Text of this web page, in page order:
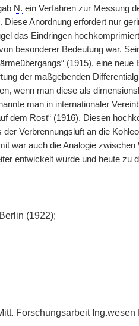
N. ein Verfahren zur Messung
Anordnung erfordert nur
das Eindringen
besonderer Bedeutung war.
(1915), eine neue
der maßgebenden
wenn man diese als
man in internationaler
dem Rost“ (1916). Diesen
Verbrennungsluft an die
war auch die Analogie
entwickelt wurde und heute zu
(1922);
Forschungsarbeit Ing.wesen